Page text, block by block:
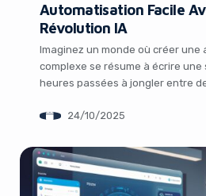
Automatisation Facile
Révolution IA
Imaginez un monde où créer une
complexe se résume à écrire une
heures passées à jongler entre
Grâce à l’AI Workflow Builder de
marque un tournant pour les
24/10/2025